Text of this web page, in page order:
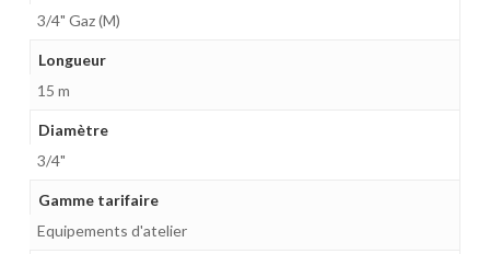
3/4" Gaz (M)
Longueur
15 m
Diamètre
3/4"
Gamme tarifaire
Equipements d'atelier